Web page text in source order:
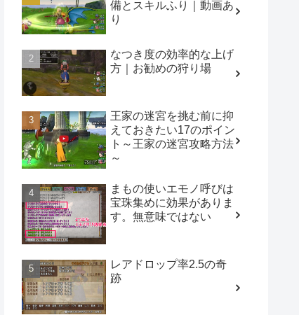
備とスキルふり｜動画あ
り
なつき度の効率的な上げ
方｜お勧めの狩り場
王家の迷宮を挑む前に抑
えておきたい17のポイン
ト～王家の迷宮攻略方法
～
まもの使いエモノ呼びは
宝珠集めに効果がありま
す。無意味ではない
レアドロップ率2.5の奇
跡